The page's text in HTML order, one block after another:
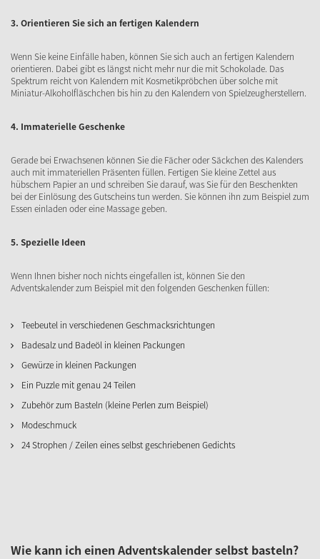
3. Orientieren Sie sich an fertigen Kalendern
Wenn Sie keine Einfälle haben, können Sie sich auch an fertigen Kalendern
orientieren. Dabei gibt es längst nicht mehr nur die mit Schokolade. Das
Spektrum reicht von Kalendern mit Kosmetikpröbchen über solche mit
Miniatur-Alkoholfläschchen bis hin zu den Kalendern von Spielzeugherstellern.
4. Immaterielle Geschenke
Gerade bei Erwachsenen können Sie die Fächer oder Säckchen des Kalenders
auch mit immateriellen Präsenten füllen. Fertigen Sie kleine Zettel aus
hübschem Papier an und schreiben Sie darauf, was Sie für den Beschenkten
bei der Einlösung des Gutscheins tun werden. Sie können ihn zum Beispiel zum
Essen einladen oder eine Massage geben.
5. Spezielle Ideen
Wenn Ihnen bisher noch nichts eingefallen ist, können Sie den
Adventskalender zum Beispiel mit den folgenden Geschenken füllen:
Teebeutel in verschiedenen Geschmacksrichtungen
Badesalz und Badeöl in kleinen Packungen
Gewürze in kleinen Packungen
Ein Puzzle mit genau 24 Teilen
Zubehör zum Basteln (kleine Perlen zum Beispiel)
Modeschmuck
24 Strophen / Zeilen eines selbst geschriebenen Gedichts
Wie kann ich einen Adventskalender selbst basteln?